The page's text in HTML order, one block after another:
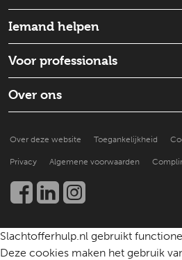
Wat is er gebeurd?
Emotionele hulp
Schadevergoeding
Strafproces
Iemand helpen
Check wat je kunt doen
Iemand ondersteunen
Goed voor jezelf zorgen
Beter leren helpen
Voor professionals
Wat is de situatie
Een slachtoffer doorverwijzen
Praktische ondersteuning
Kennis en onderzoek
Een slachtoffer helpen
Over ons
Nieuws en publicaties
Werken bij
Community
Over deze website Toegankelijkheid
Privacy Algemene voorwaarden
Slachtofferhulp.nl gebruikt
Deze cookies maken het gebruik